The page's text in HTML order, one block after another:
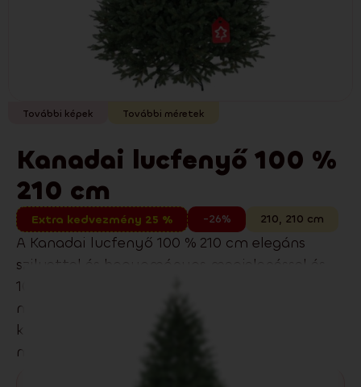
További képek További méretek
Kanadai lucfenyő 100 %
210 cm
Extra kedvezmény 25 % -26% 210, 210 cm
A Kanadai lucfenyő 100 % 210 cm elegáns
sziluettel és hagyományos megjelenéssel és
100%‑os 3D PE tűlevelekkel, amelyek
megtévesztően élethűek jellemzi. Modern és
klasszikus enteriőrökben egyaránt remekül
mutat.